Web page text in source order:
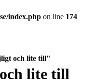
index.php on line 174
och lite till"
lite till